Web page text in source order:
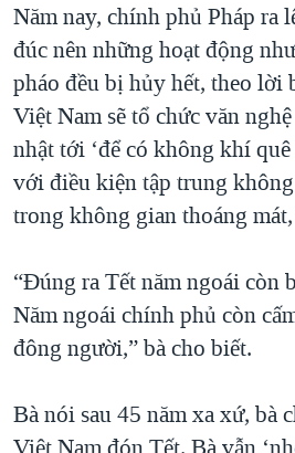
Năm nay, chính phủ Pháp ra
đúc nên những hoạt động
pháo đều bị hủy hết, theo lời
Việt Nam sẽ tổ chức văn
nhật tới ‘để có không khí
với điều kiện tập trung
trong không gian thoáng
“Đúng ra Tết năm ngoái còn
Năm ngoái chính phủ còn
đông người,” bà cho biết.
Bà nói sau 45 năm xa xứ, bà